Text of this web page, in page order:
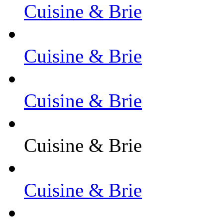
Cuisine & Brie
Cuisine & Brie
Cuisine & Brie
Cuisine & Brie
Cuisine & Brie